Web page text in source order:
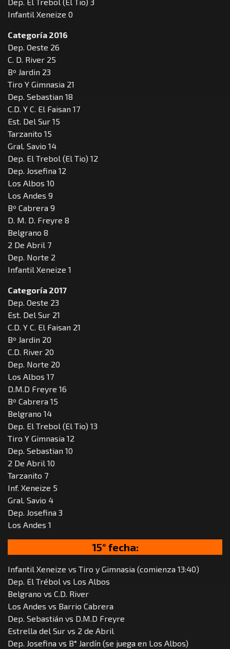
Infantil Xeneize 0
Categoría 2016
Dep. Oeste 26
C. D. River 25
Bº Jardin 23
Tiro Y Gimnasia 21
Dep. Sebastian 18
C.D. Y C. El Faisan 17
Est. Del Sur 15
Tarzanito 15
Gral. Savio 14
Dep. El Trebol (El Tio) 12
Dep. Josefina 12
Los Albos 10
Los Andes 9
Bº Cabrera 9
D. M. D. Freyre 8
Belgrano 8
2 De Abril 7
Dep. Norte 2
Infantil Xeneize 1
Categoría 2017
Dep. Oeste 23
Est. Del Sur 21
C.D. Y C. El Faisan 21
Bº Jardin 20
C.D. River 20
Dep. Norte 20
Los Albos 17
D.M.D Freyre 16
Bº Cabrera 15
Belgrano 14
Dep. El Trebol (El Tio) 13
Tiro Y Gimnasia 12
Dep. Sebastian 10
2 De Abril 10
Tarzanito 7
Inf. Xeneize 5
Gral. Savio 4
Dep. Josefina 3
Los Andes 1
15° fecha:
Infantil Xeneize vs Tiro y Gimnasia (comienza 13:40)
Dep. El Trébol vs Los Albos
Belgrano vs C.D. River
Los Andes vs Barrio Cabrera
Dep. Sebastián vs D.M.D Freyre
Estrella del Sur vs 2 de Abril
Dep. Josefina vs B° Jardín (se juega en Los Albos)